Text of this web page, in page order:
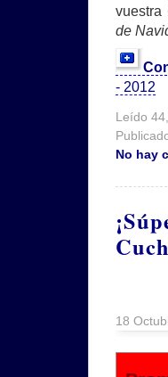
vuestra
de
- 2012
Leído
No hay
18